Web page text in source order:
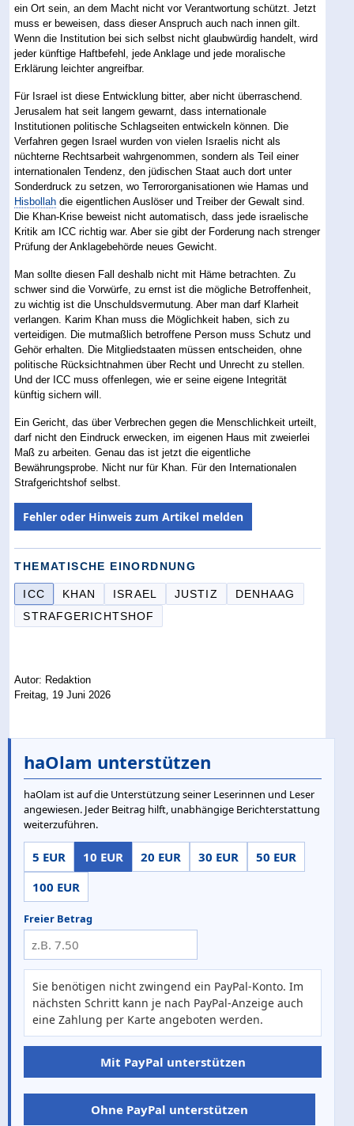
ein Ort sein, an dem Macht nicht vor Verantwortung schützt. Jetzt
muss er beweisen, dass dieser Anspruch auch nach innen gilt.
Wenn die Institution bei sich selbst nicht glaubwürdig handelt, wird
jeder künftige Haftbefehl, jede Anklage und jede moralische
Erklärung leichter angreifbar.
Für Israel ist diese Entwicklung bitter, aber nicht überraschend.
Jerusalem hat seit langem gewarnt, dass internationale
Institutionen politische Schlagseiten entwickeln können. Die
Verfahren gegen Israel wurden von vielen Israelis nicht als
nüchterne Rechtsarbeit wahrgenommen, sondern als Teil einer
internationalen Tendenz, den jüdischen Staat auch dort unter
Sonderdruck zu setzen, wo Terrororganisationen wie Hamas und
Hisbollah die eigentlichen Auslöser und Treiber der Gewalt sind.
Die Khan-Krise beweist nicht automatisch, dass jede israelische
Kritik am ICC richtig war. Aber sie gibt der Forderung nach strenger
Prüfung der Anklagebehörde neues Gewicht.
Man sollte diesen Fall deshalb nicht mit Häme betrachten. Zu
schwer sind die Vorwürfe, zu ernst ist die mögliche Betroffenheit,
zu wichtig ist die Unschuldsvermutung. Aber man darf Klarheit
verlangen. Karim Khan muss die Möglichkeit haben, sich zu
verteidigen. Die mutmaßlich betroffene Person muss Schutz und
Gehör erhalten. Die Mitgliedstaaten müssen entscheiden, ohne
politische Rücksichtnahmen über Recht und Unrecht zu stellen.
Und der ICC muss offenlegen, wie er seine eigene Integrität
künftig sichern will.
Ein Gericht, das über Verbrechen gegen die Menschlichkeit urteilt,
darf nicht den Eindruck erwecken, im eigenen Haus mit zweierlei
Maß zu arbeiten. Genau das ist jetzt die eigentliche
Bewährungsprobe. Nicht nur für Khan. Für den Internationalen
Strafgerichtshof selbst.
Fehler oder Hinweis zum Artikel melden
THEMATISCHE EINORDNUNG
ICC KHAN ISRAEL JUSTIZ
DENHAAG
STRAFGERICHTSHOF
Autor: Redaktion
Freitag, 19 Juni 2026
haOlam unterstützen
haOlam ist auf die Unterstützung seiner Leserinnen und Leser
angewiesen. Jeder Beitrag hilft, unabhängige Berichterstattung
weiterzuführen.
5 EUR 10 EUR 20 EUR 30 EUR
50 EUR
100 EUR
Freier Betrag
Sie benötigen nicht zwingend ein PayPal-Konto. Im
nächsten Schritt kann je nach PayPal-Anzeige auch
eine Zahlung per Karte angeboten werden.
Mit PayPal unterstützen
Ohne PayPal unterstützen